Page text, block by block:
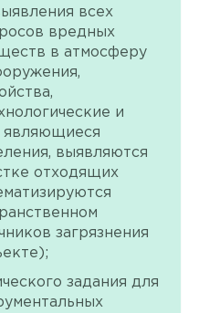
всех
вредных
в атмосферу
и
являющиеся
выявляются
отходящих
загрязнения
задания для